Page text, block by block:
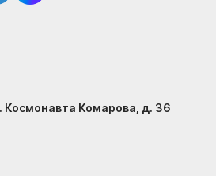
Космонавта Комарова, д. 36